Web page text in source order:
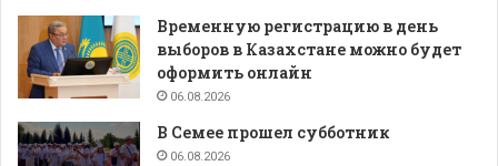
Временную регистрацию в день
выборов в Казахстане можно будет
оформить онлайн
06.08.2026
В Семее прошел субботник
06.08.2026